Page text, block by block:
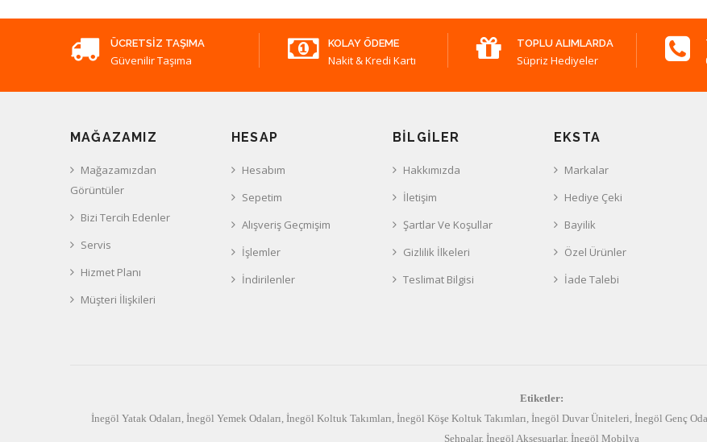
ÜCRETSIZ TAŞIMA
Güvenilir Taşıma
KOLAY ÖDEME
Nakit & Kredi Kartı
TOPLU ALIMLARDA
Süpriz Hediyeler
MAĞAZAMIZ
Mağazamızdan
Görüntüler
Bizi Tercih Edenler
Servis
Hizmet Planı
Müşteri İlişkileri
HESAP
Hesabım
Sepetim
Alışveriş Geçmişim
İşlemler
İndirilenler
BILGILER
Hakkımızda
İletişim
Şartlar Ve Koşullar
Gizlilik İlkeleri
Teslimat Bilgisi
EKSTA
Markalar
Hediye Çeki
Bayilik
Özel Ürünler
İade Talebi
Etiketler:
İnegöl Yatak Odaları İnegöl Yemek Odaları İnegöl Koltuk Takımları İnegöl Köşe Koltuk Takımları İnegöl Duvar Üniteleri İnegöl Genç
Sehpalar, İnegöl Aksesuarlar, İnegöl Mobilya